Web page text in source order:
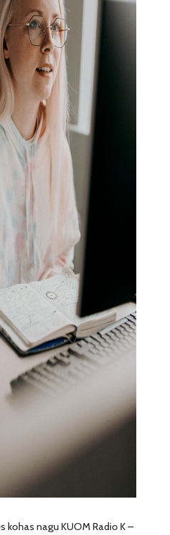
kohas nagu KUOM Radio K –